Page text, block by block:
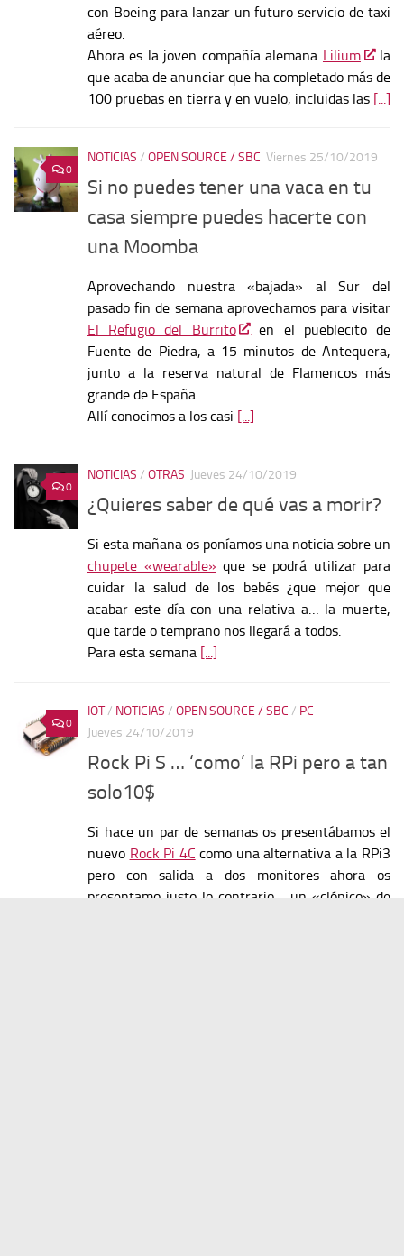
con Boeing para lanzar un futuro servicio de taxi
aéreo.
Ahora es la joven compañía alemana Lilium
la
que acaba de anunciar que ha completado más de
100 pruebas en tierra y en vuelo, incluidas las [...]
0
NOTICIAS / OPEN SOURCE / SBC Viernes 25/10/2019
Si no puedes tener una vaca en tu
casa siempre puedes hacerte con
una Moomba
Aprovechando nuestra «bajada» al Sur del
pasado fin de semana aprovechamos para visitar
El Refugio del Burrito
en el pueblecito de
Fuente de Piedra, a 15 minutos de Antequera,
junto a la reserva natural de Flamencos más
grande de España.
Allí conocimos a los casi [...]
0
NOTICIAS / OTRAS Jueves 24/10/2019
¿Quieres saber de qué vas a morir?
Si esta mañana os poníamos una noticia sobre un
chupete «wearable» que se podrá utilizar para
cuidar la salud de los bebés ¿que mejor que
acabar este día con una relativa a… la muerte,
que tarde o temprano nos llegará a todos.
Para esta semana [...]
0
IOT/ NOTICIAS / OPEN SOURCE / SBC / PC
Jueves 24/10/2019
Rock Pi S … ‘como’ la RPi pero a tan
solo10$
Si hace un par de semanas os presentábamos el
nuevo Rock Pi 4C como una alternativa a la RPi3
pero con salida a dos monitores ahora os
presentamo justo lo contrario… un «clónico» de